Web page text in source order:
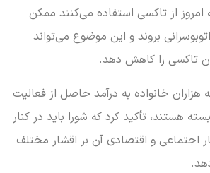
از تاکسی استفاده می‌کنند ممکن
بروند و این موضوع می‌تواند
تاکسی را کاهش دهد.
هزاران خانواده به درآمد حاصل از فعالیت
هستند، تأکید کرد که شورا باید در کنار
اجتماعی و اقتصادی آن بر اقشار مختلف